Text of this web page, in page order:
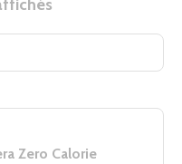
Zero Calorie